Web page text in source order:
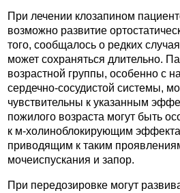
При лечении клозапином
возможно развитие
того, сообщалось о редких
может сохраняться длительно.
возрастной группы, особенно с
сердечно-сосудистой системы,
чувствительны к указанным
пожилого возраста могут быть
к м-холиноблокирующим
приводящим к таким
мочеиспускания и запор.
При передозировке могут